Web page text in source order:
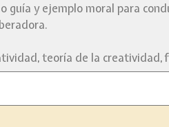
guía y ejemplo moral para
teoría de la creatividad,